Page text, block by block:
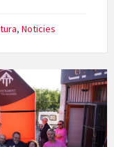
, Noticies